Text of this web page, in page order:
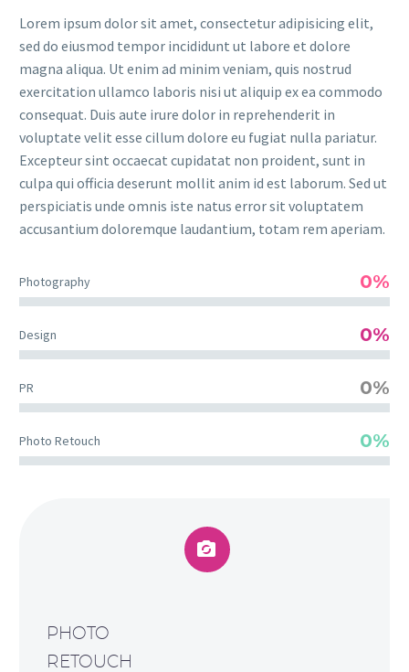
Lorem ipsum dolor sit amet, consectetur adipisicing elit,
sed do eiusmod tempor incididunt ut labore et dolore
magna aliqua. Ut enim ad minim veniam, quis nostrud
exercitation ullamco laboris nisi ut aliquip ex ea commodo
consequat. Duis aute irure dolor in reprehenderit in
voluptate velit esse cillum dolore eu fugiat nulla pariatur.
Excepteur sint occaecat cupidatat non proident, sunt in
culpa qui officia deserunt mollit anim id est laborum. Sed ut
perspiciatis unde omnis iste natus error sit voluptatem
accusantium doloremque laudantium, totam rem aperiam.
Photography 0%
Design 0%
PR 0%
Photo Retouch 0%


PHOTO
RETOUCH